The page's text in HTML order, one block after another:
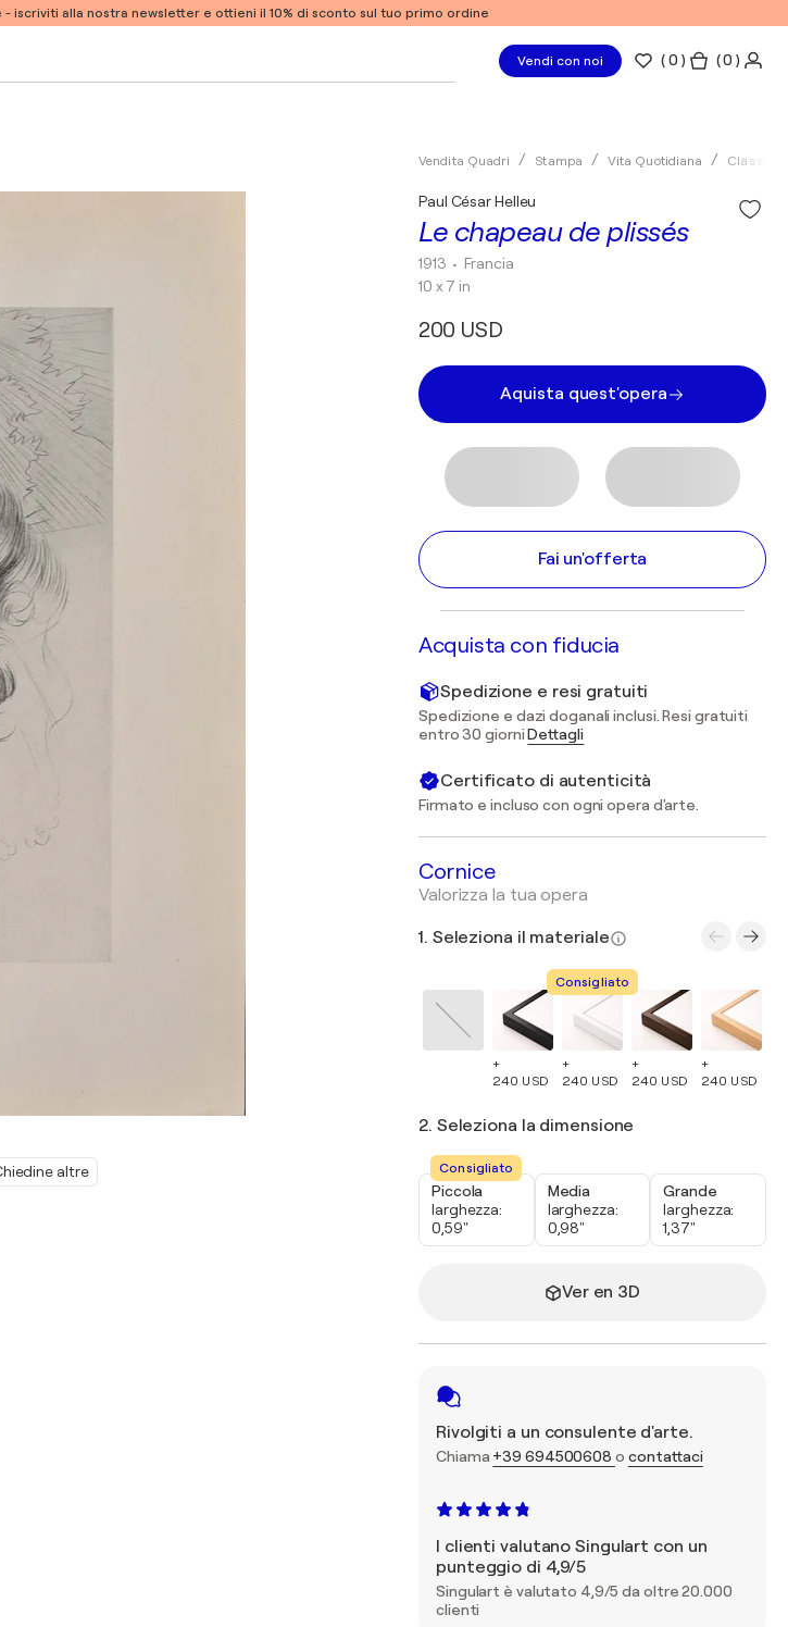
- iscriviti alla nostra newsletter e ottieni il 10% di sconto sul tuo primo ordine
Vendi con noi (0 ) ( 0 )
altre
Vendita Quadri Stampa Vita Quotidiana Classico
Le chapeau de plissés
Paul César Helleu
1913 • Francia
10 x 7 in
200 USD
Aquista quest'opera
Fai un'offerta
Acquista con fiducia
Spedizione e resi gratuiti
Spedizione e dazi doganali inclusi. Resi gratuiti
entro 30 giorniDettagli
Certificato di autenticità
Firmato e incluso con ogni opera d'arte.
Cornice
Valorizza la tua opera
1. Seleziona il materiale
+
240 USD
Consigliato
+
240 USD
+
240 USD
+
240 USD
2. Seleziona la dimensione
Consigliato
Piccola
larghezza:
0,59"
Media
larghezza:
0,98"
Grande
larghezza:
1,37"
Ver en 3D
Rivolgiti a un consulente d'arte.
Chiama +39 694500608 o contattaci
I clienti valutano Singulart con un
punteggio di 4,9/5
Singulart è valutato 4,9/5 da oltre 20.000
clienti